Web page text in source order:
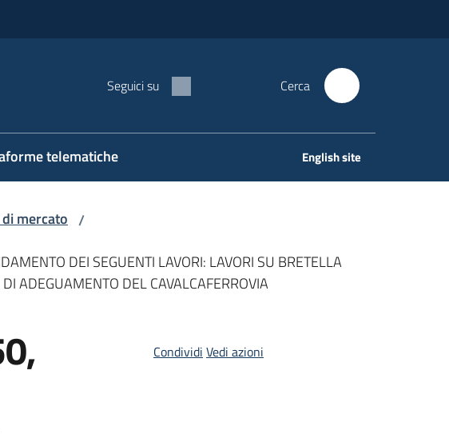
Seguici su Cerca
telematiche English site
mercato /
DEI SEGUENTI LAVORI: LAVORI SU BRETELLA
ADEGUAMENTO DEL CAVALCAFERROVIA
Condividi Vedi azioni